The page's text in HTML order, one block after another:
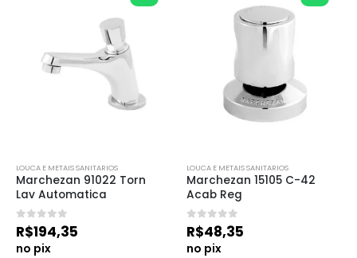
LOUCA E METAIS SANITARIOS
Marchezan 91022 Torn
Lav Automatica
0 de 5
R$194,35
no pix
LOUCA E METAIS SANITARIOS
Marchezan 15105 C-42
Acab Reg
0 de 5
R$48,35
no pix